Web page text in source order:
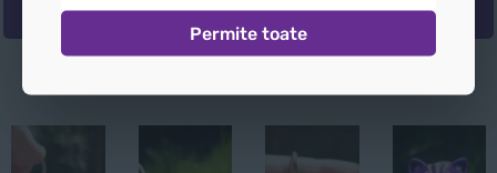
în coș
în coș
în coș
în coș
Permite toate
Permite toate